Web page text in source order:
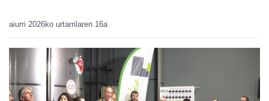
aiurri 2026ko urtarrilaren 16a